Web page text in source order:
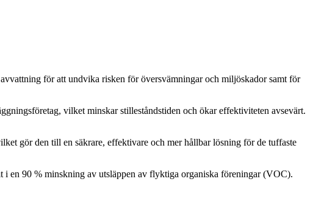
för att undvika risken för översvämningar och miljöskador samt för
vilket minskar stilleståndstiden och ökar effektiviteten avsevärt.
gör den till en säkrare, effektivare och mer hållbar lösning för de tuffaste
i en 90 % minskning av utsläppen av flyktiga organiska föreningar (VOC).